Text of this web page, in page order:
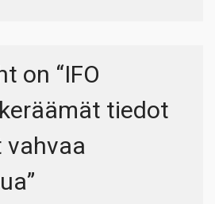
on “IFO
tiedot
”